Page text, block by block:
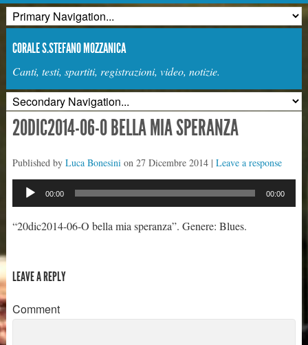
CORALE S.STEFANO MOZZANICA
Canti, testi, spartiti, registrazioni, video, notizie.
20DIC2014-06-O BELLA MIA SPERANZA
Published by Luca Bonesinion 27 Dicembre 2014| Leave a response
Audio
00:00 00:00
“20dic2014-06-O bella mia speranza”. Genere: Blues.
LEAVE A REPLY
Comment